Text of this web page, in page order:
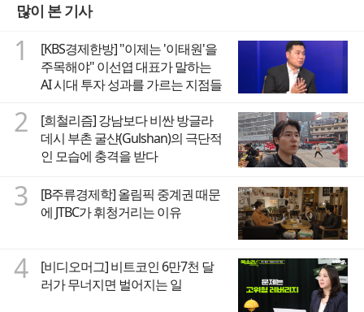
많이 본 기사
1
[KBS경제한방] "이제는 '이태원'을
주목해야" 이선엽 대표가 말하는
AI 시대 투자 성과를 가르는 지점들
2
[희철리즘] 강남보다 비싼 방글라
데시 부촌 굴샨(Gulshan)의 극단적
인 모습에 충격을 받다
3
[B주류경제학] 올림픽 중계권 때문
에 JTBC가 휘청거리는 이유
4
[비디오머그] 비트코인 6만7천 달
러가 무너지면 벌어지는 일